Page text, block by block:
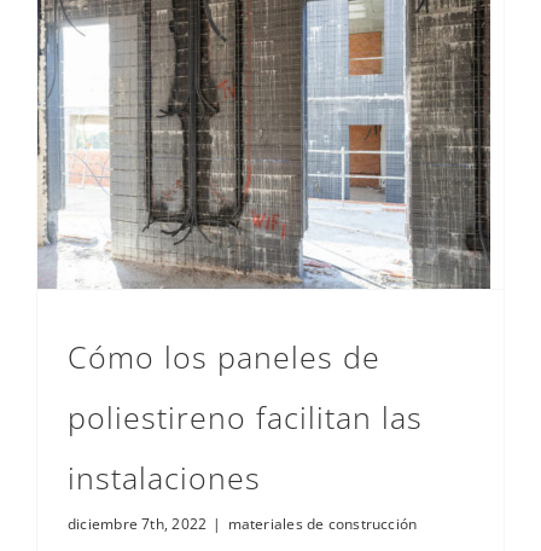
Cómo los paneles de
poliestireno facilitan las
instalaciones
diciembre 7th, 2022 | materiales de construcción